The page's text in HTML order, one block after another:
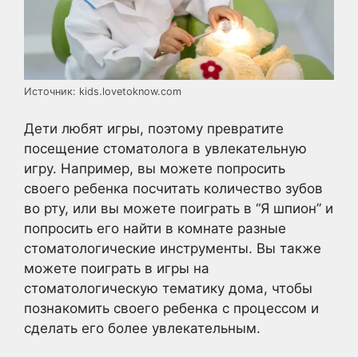
Источник: kids.lovetoknow.com
Дети любят игры, поэтому превратите
посещение стоматолога в увлекательную
игру. Например, вы можете попросить
своего ребенка посчитать количество зубов
во рту, или вы можете поиграть в “Я шпион” и
попросить его найти в комнате разные
стоматологические инструменты. Вы также
можете поиграть в игры на
стоматологическую тематику дома, чтобы
познакомить своего ребенка с процессом и
сделать его более увлекательным.